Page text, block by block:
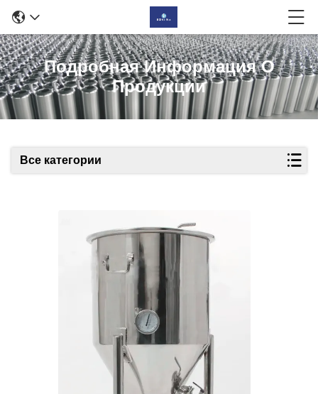
Подробная Информация О
Продукции
Все категории